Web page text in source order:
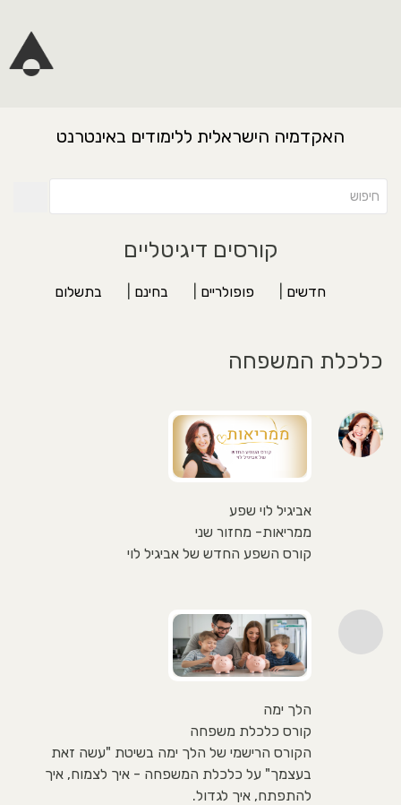
האקדמיה הישראלית ללימודים באינטרנט
קורסים דיגיטליים
חדשים פופולריים בחינם בתשלום
כלכלת המשפחה
אביגיל לוי שפע
ממריאות- מחזור שני
קורס השפע החדש של אביגיל לוי
הלך ימה
קורס כלכלת משפחה
הקורס הרישמי של הלך ימה בשיטת "עשה זאת
בעצמך" על כלכלת המשפחה - איך לצמוח, איך
להתפתח, איך לגדול.